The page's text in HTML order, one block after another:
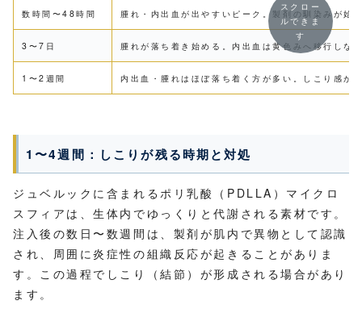
数時間〜48時間 腫れ・内出血が出やすいピーク。製剤の馴染みが始
3〜7日 腫れが落ち着き始める。内出血は黄色みへ移行しな
1〜2週間 内出血・腫れはほぼ落ち着く方が多い。しこり感が
スクロー
ルできま
す
1〜4週間：しこりが残る時期と対処
ジュベルックに含まれるポリ乳酸（PDLLA）マイクロ
スフィアは、生体内でゆっくりと代謝される素材です。
注入後の数日〜数週間は、製剤が肌内で異物として認識
され、周囲に炎症性の組織反応が起きることがありま
す。この過程でしこり（結節）が形成される場合があり
ます。